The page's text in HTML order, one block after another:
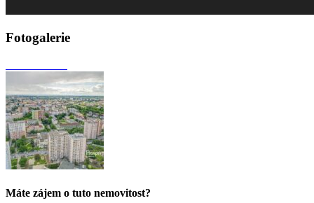
Fotogalerie
Máte zájem o tuto nemovitost?